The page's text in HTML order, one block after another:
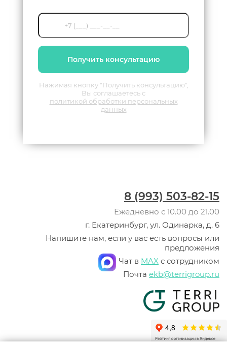
Получить консультацию
Нажимая кнопку "Получить консультацию",
Вы соглашаетесь с
политикой обработки персональных
данных
8 (993) 503-82-15
Ежедневно с 10.00 до 21.00
г. Екатеринбург, ул. Одинарка, д. 6
Напишите нам, если у вас есть вопросы или
предложения
Чат в MAX с сотрудником
Почта ekb@terrigroup.ru